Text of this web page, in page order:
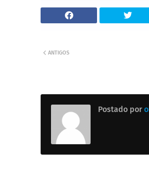
ANTIGOS
Postado por